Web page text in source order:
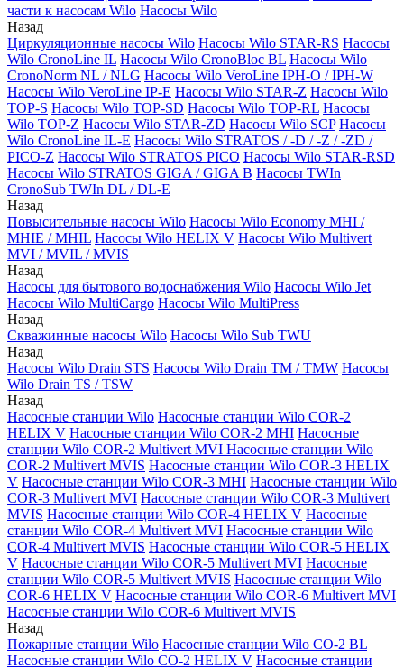
части к насосам Wilo Насосы Wilo
Назад
Циркуляционные насосы Wilo Насосы Wilo STAR-RS Насосы
Wilo CronoLine IL Насосы Wilo CronoBloc BL Насосы Wilo
CronoNorm NL / NLG Насосы Wilo VeroLine IPH-O / IPH-W
Насосы Wilo VeroLine IP-E Насосы Wilo STAR-Z Насосы Wilo
TOP-S Насосы Wilo TOP-SD Насосы Wilo TOP-RL Насосы
Wilo TOP-Z Насосы Wilo STAR-ZD Насосы Wilo SCP Насосы
Wilo CronoLine IL-E Насосы Wilo STRATOS / -D / -Z / -ZD /
PICO-Z Насосы Wilo STRATOS PICO Насосы Wilo STAR-RSD
Насосы Wilo STRATOS GIGA / GIGA B Насосы TWIn
CronoSub TWIn DL / DL-E
Назад
Повысительные насосы Wilo Насосы Wilo Economy MHI /
MHIE / MHIL Насосы Wilo HELIX V Насосы Wilo Multivert
MVI / MVIL / MVIS
Назад
Насосы для бытового водоснабжения Wilo Насосы Wilo Jet
Насосы Wilo MultiCargo Насосы Wilo MultiPress
Назад
Скважинные насосы Wilo Насосы Wilo Sub TWU
Назад
Насосы Wilo Drain STS Насосы Wilo Drain TM / TMW Насосы
Wilo Drain TS / TSW
Назад
Насосные станции Wilo Насосные станции Wilo COR-2
HELIX V Насосные станции Wilo COR-2 MHI Насосные
станции Wilo COR-2 Multivert MVI Насосные станции Wilo
COR-2 Multivert MVIS Насосные станции Wilo COR-3 HELIX
V Насосные станции Wilo COR-3 MHI Насосные станции Wilo
COR-3 Multivert MVI Насосные станции Wilo COR-3 Multivert
MVIS Насосные станции Wilo COR-4 HELIX V Насосные
станции Wilo COR-4 Multivert MVI Насосные станции Wilo
COR-4 Multivert MVIS Насосные станции Wilo COR-5 HELIX
V Насосные станции Wilo COR-5 Multivert MVI Насосные
станции Wilo COR-5 Multivert MVIS Насосные станции Wilo
COR-6 HELIX V Насосные станции Wilo COR-6 Multivert MVI
Насосные станции Wilo COR-6 Multivert MVIS
Назад
Пожарные станции Wilo Насосные станции Wilo CO-2 BL
Насосные станции Wilo CO-2 HELIX V Насосные станции